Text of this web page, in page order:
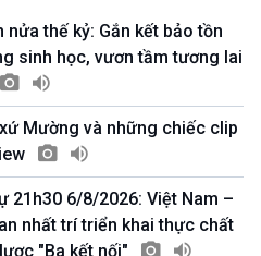
Mùa vàng
Biển đảo Việt Nam
Tâm tình biên giới và hải
Tìm hiểu biển, đảo Việt
Nam
Góc nhìn VOV1
Bình luận
nửa thế kỷ: Gắn kết bảo tồn
sinh học, vươn tầm tương lai
Mường và những chiếc clip
21h30 6/8/2026: Việt Nam –
nhất trí triển khai thực chất
"Ba kết nối"